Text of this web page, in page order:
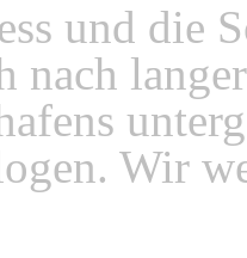
und die
nach
Wir